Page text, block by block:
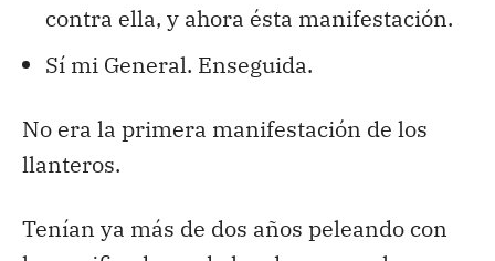
contra ella, y ahora ésta manifestación.
Sí mi General. Enseguida.
No era la primera manifestación de los
llanteros.
Tenían ya más de dos años peleando con